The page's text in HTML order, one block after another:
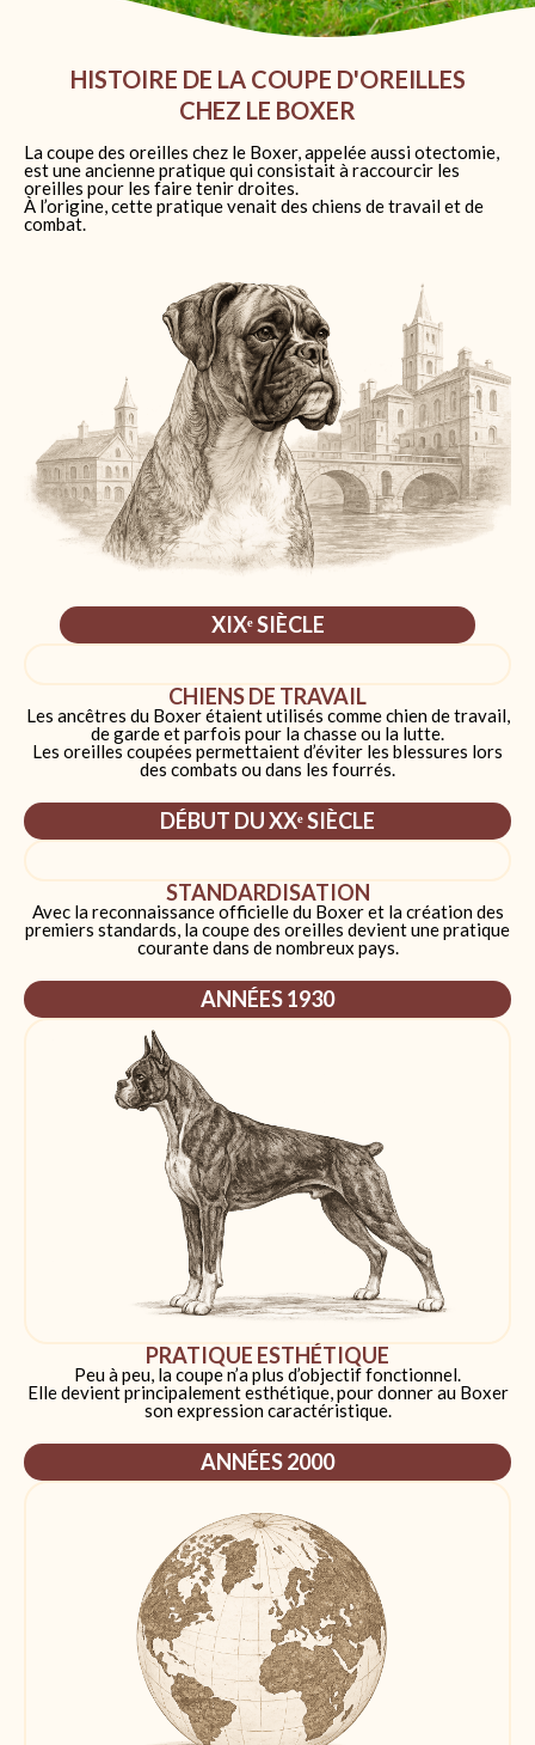
HISTOIRE DE LA COUPE D'OREILLES
CHEZ LE BOXER
La coupe des oreilles chez le Boxer, appelée aussi otectomie,
est une ancienne pratique qui consistait à raccourcir les
oreilles pour les faire tenir droites.
À l’origine, cette pratique venait des chiens de travail et de
combat.
XIXᵉ SIÈCLE
CHIENS DE TRAVAIL
Les ancêtres du Boxer étaient utilisés comme chien de travail,
de garde et parfois pour la chasse ou la lutte.
Les oreilles coupées permettaient d’éviter les blessures lors
des combats ou dans les fourrés.
DÉBUT DU XXᵉ SIÈCLE
STANDARDISATION
Avec la reconnaissance officielle du Boxer et la création des
premiers standards, la coupe des oreilles devient une pratique
courante dans de nombreux pays.
ANNÉES 1930
PRATIQUE ESTHÉTIQUE
Peu à peu, la coupe n’a plus d’objectif fonctionnel.
Elle devient principalement esthétique, pour donner au Boxer
son expression caractéristique.
ANNÉES 2000